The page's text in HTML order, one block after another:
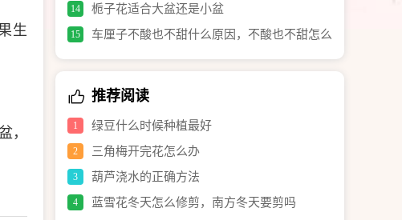
生
，
14 栀子花适合大盆还是小盆
15
车厘子不酸也不甜什么原因，不酸也不甜怎么
办
推荐阅读
1 绿豆什么时候种植最好
2 三角梅开完花怎么办
3 葫芦浇水的正确方法
4 蓝雪花冬天怎么修剪，南方冬天要剪吗